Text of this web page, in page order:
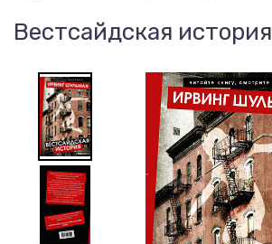
Вестсайдская история